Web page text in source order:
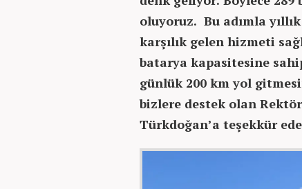
oluyoruz. Bu adımla
karşılık gelen hizmeti
batarya kapasitesine
günlük 200 km yol
bizlere destek olan
Türkdoğan’a teşekkür